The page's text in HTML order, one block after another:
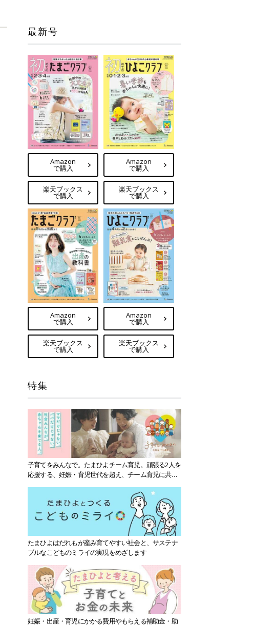
最新号
Amazon
で購入
楽天ブックス
で購入
Amazon
で購入
楽天ブックス
で購入
Amazon
で購入
楽天ブックス
で購入
Amazon
で購入
楽天ブックス
で購入
特集
子育てをみんなで。たまひよチーム育児。頑張る2人を
応援する、妊娠・育児世代を超え、チーム育児に共感
たまひよはだれもが産み育てやすい社会と、サステナ
ブルなこどものミライの実現をめざします
妊娠・出産・育児にかかる費用やもらえる補助金・助